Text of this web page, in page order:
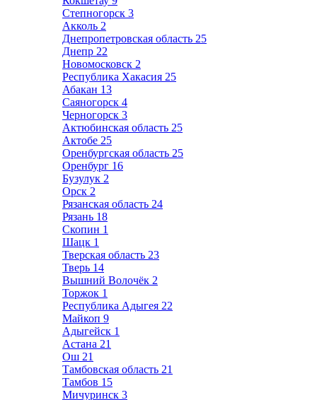
Степногорск 3
Акколь 2
Днепропетровская область 25
Днепр 22
Новомосковск 2
Республика Хакасия 25
Абакан 13
Саяногорск 4
Черногорск 3
Актюбинская область 25
Актобе 25
Оренбургская область 25
Оренбург 16
Бузулук 2
Орск 2
Рязанская область 24
Рязань 18
Скопин 1
Шацк 1
Тверская область 23
Тверь 14
Вышний Волочёк 2
Торжок 1
Республика Адыгея 22
Майкоп 9
Адыгейск 1
Астана 21
Ош 21
Тамбовская область 21
Тамбов 15
Мичуринск 3